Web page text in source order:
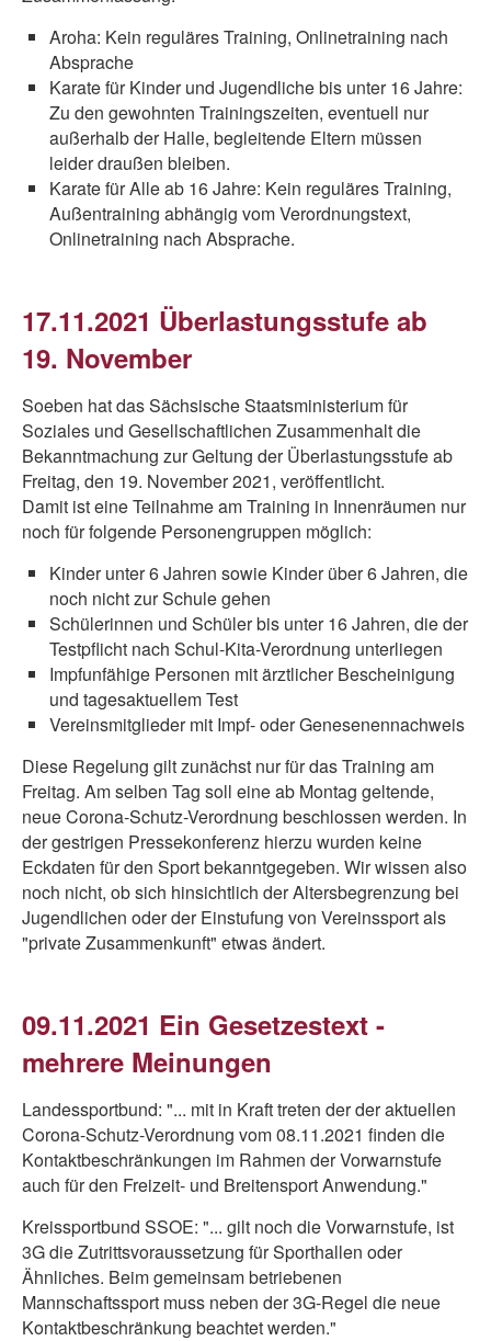
Aroha: Kein reguläres Training, Onlinetraining nach
Absprache
Karate für Kinder und Jugendliche bis unter 16 Jahre:
Zu den gewohnten Trainingszeiten, eventuell nur
außerhalb der Halle, begleitende Eltern müssen
leider draußen bleiben.
Karate für Alle ab 16 Jahre: Kein reguläres Training,
Außentraining abhängig vom Verordnungstext,
Onlinetraining nach Absprache.
17.11.2021 Überlastungsstufe ab
19. November
Soeben hat das Sächsische Staatsministerium für
Soziales und Gesellschaftlichen Zusammenhalt die
Bekanntmachung zur Geltung der Überlastungsstufe ab
Freitag, den 19. November 2021, veröffentlicht.
Damit ist eine Teilnahme am Training in Innenräumen nur
noch für folgende Personengruppen möglich:
Kinder unter 6 Jahren sowie Kinder über 6 Jahren, die
noch nicht zur Schule gehen
Schülerinnen und Schüler bis unter 16 Jahren, die der
Testpflicht nach Schul-Kita-Verordnung unterliegen
Impfunfähige Personen mit ärztlicher Bescheinigung
und tagesaktuellem Test
Vereinsmitglieder mit Impf- oder Genesenennachweis
Diese Regelung gilt zunächst nur für das Training am
Freitag. Am selben Tag soll eine ab Montag geltende,
neue Corona-Schutz-Verordnung beschlossen werden. In
der gestrigen Pressekonferenz hierzu wurden keine
Eckdaten für den Sport bekanntgegeben. Wir wissen also
noch nicht, ob sich hinsichtlich der Altersbegrenzung bei
Jugendlichen oder der Einstufung von Vereinssport als
"private Zusammenkunft" etwas ändert.
09.11.2021 Ein Gesetzestext -
mehrere Meinungen
Landessportbund: "... mit in Kraft treten der der aktuellen
Corona-Schutz-Verordnung vom 08.11.2021 finden die
Kontaktbeschränkungen im Rahmen der Vorwarnstufe
auch für den Freizeit- und Breitensport Anwendung."
Kreissportbund SSOE: "... gilt noch die Vorwarnstufe, ist
3G die Zutrittsvoraussetzung für Sporthallen oder
Ähnliches. Beim gemeinsam betriebenen
Mannschaftssport muss neben der 3G-Regel die neue
Kontaktbeschränkung beachtet werden."